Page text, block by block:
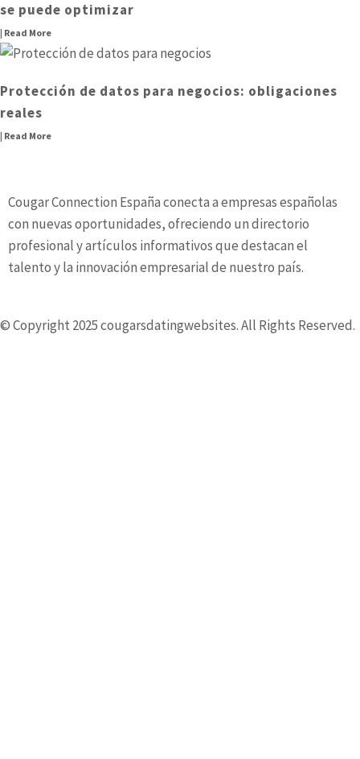
se puede optimizar
| Read More
Protección de datos para negocios: obligaciones
reales
| Read More
Cougar Connection España conecta a empresas españolas
con nuevas oportunidades, ofreciendo un directorio
profesional y artículos informativos que destacan el
talento y la innovación empresarial de nuestro país.
© Copyright 2025 cougarsdatingwebsites. All Rights Reserved.